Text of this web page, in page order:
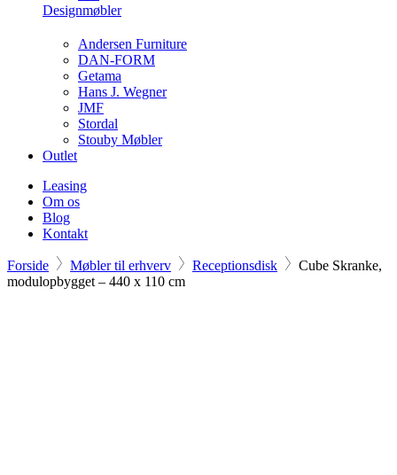
Designmøbler
Andersen Furniture
DAN-FORM
Getama
Hans J. Wegner
JMF
Stordal
Stouby Møbler
Outlet
Leasing
Om os
Blog
Kontakt
Forside Møbler til erhverv Receptionsdisk
Cube Skranke,
modulopbygget – 440 x 110 cm